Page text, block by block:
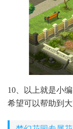
10、以上就是小
希望可以帮助到大